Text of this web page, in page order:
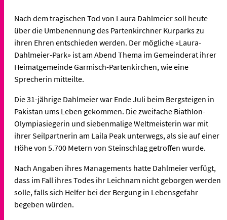
Nach dem tragischen Tod von Laura Dahlmeier soll heute
über die Umbenennung des Partenkirchner Kurparks zu
ihren Ehren entschieden werden. Der mögliche «Laura-
Dahlmeier-Park» ist am Abend Thema im Gemeinderat ihrer
Heimatgemeinde Garmisch-Partenkirchen, wie eine
Sprecherin mitteilte.
Die 31-jährige Dahlmeier war Ende Juli beim Bergsteigen in
Pakistan ums Leben gekommen. Die zweifache Biathlon-
Olympiasiegerin und siebenmalige Weltmeisterin war mit
ihrer Seilpartnerin am Laila Peak unterwegs, als sie auf einer
Höhe von 5.700 Metern von Steinschlag getroffen wurde.
Nach Angaben ihres Managements hatte Dahlmeier verfügt,
dass im Fall ihres Todes ihr Leichnam nicht geborgen werden
solle, falls sich Helfer bei der Bergung in Lebensgefahr
begeben würden.